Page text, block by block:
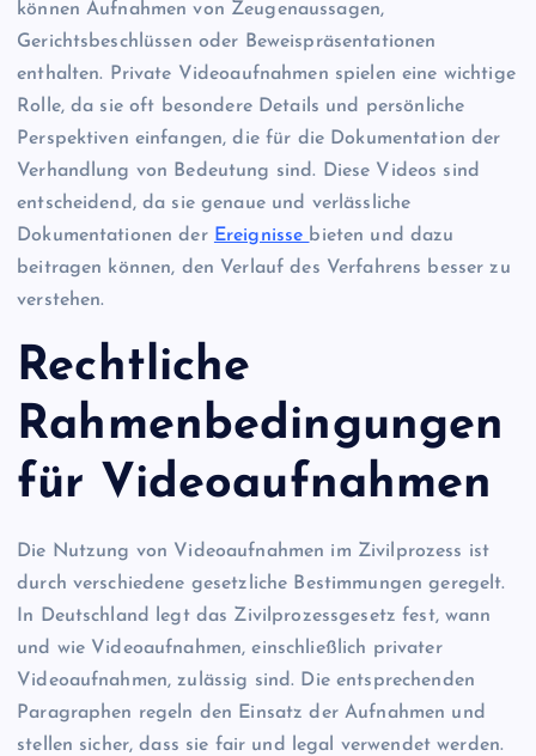
können Aufnahmen von Zeugenaussagen,
Gerichtsbeschlüssen oder Beweispräsentationen
enthalten. Private Videoaufnahmen spielen eine wichtige
Rolle, da sie oft besondere Details und persönliche
Perspektiven einfangen, die für die Dokumentation der
Verhandlung von Bedeutung sind. Diese Videos sind
entscheidend, da sie genaue und verlässliche
Dokumentationen der Ereignisse bieten und dazu
beitragen können, den Verlauf des Verfahrens besser zu
verstehen.
Rechtliche
Rahmenbedingungen
für Videoaufnahmen
Die Nutzung von Videoaufnahmen im Zivilprozess ist
durch verschiedene gesetzliche Bestimmungen geregelt.
In Deutschland legt das Zivilprozessgesetz fest, wann
und wie Videoaufnahmen, einschließlich privater
Videoaufnahmen, zulässig sind. Die entsprechenden
Paragraphen regeln den Einsatz der Aufnahmen und
stellen sicher, dass sie fair und legal verwendet werden.